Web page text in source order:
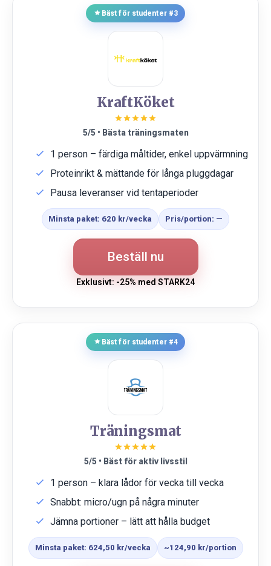
Bäst för studenter #3
KraftKöket
5/5 • Bästa träningsmaten
1 person – färdiga måltider, enkel uppvärmning
Proteinrikt & mättande för långa pluggdagar
Pausa leveranser vid tentaperioder
Minsta paket: 620 kr/vecka Pris/portion: —
Beställ nu
Exklusivt: -25% med STARK24
Bäst för studenter #4
Träningsmat
5/5 • Bäst för aktiv livsstil
1 person – klara lådor för vecka till vecka
Snabbt: micro/ugn på några minuter
Jämna portioner – lätt att hålla budget
Minsta paket: 624,50 kr/vecka ~124,90 kr/portion